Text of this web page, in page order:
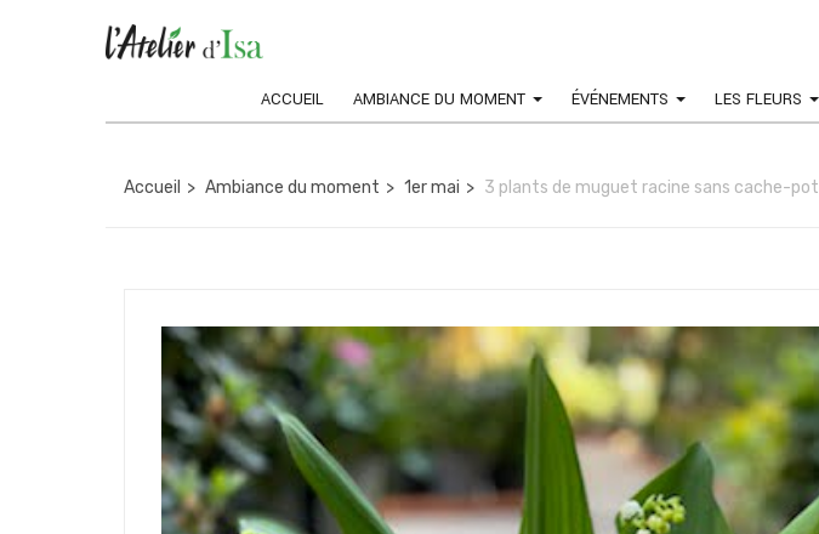
ACCUEIL AMBIANCE DU MOMENT ÉVÉNEMENTS LES FLEURS
Accueil Ambiance du moment 1er mai 3 plants de muguet racine sans cache-pot